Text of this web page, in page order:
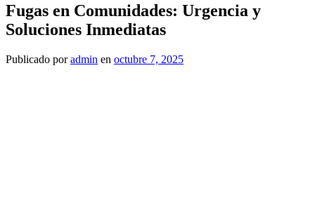
Fugas en Comunidades: Urgencia y
Soluciones Inmediatas
Publicado poradmin en octubre 7, 2025